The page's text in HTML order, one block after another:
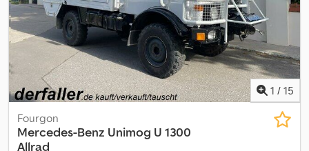
1 / 15
Fourgon
Mercedes-Benz Unimog U 1300
Allrad